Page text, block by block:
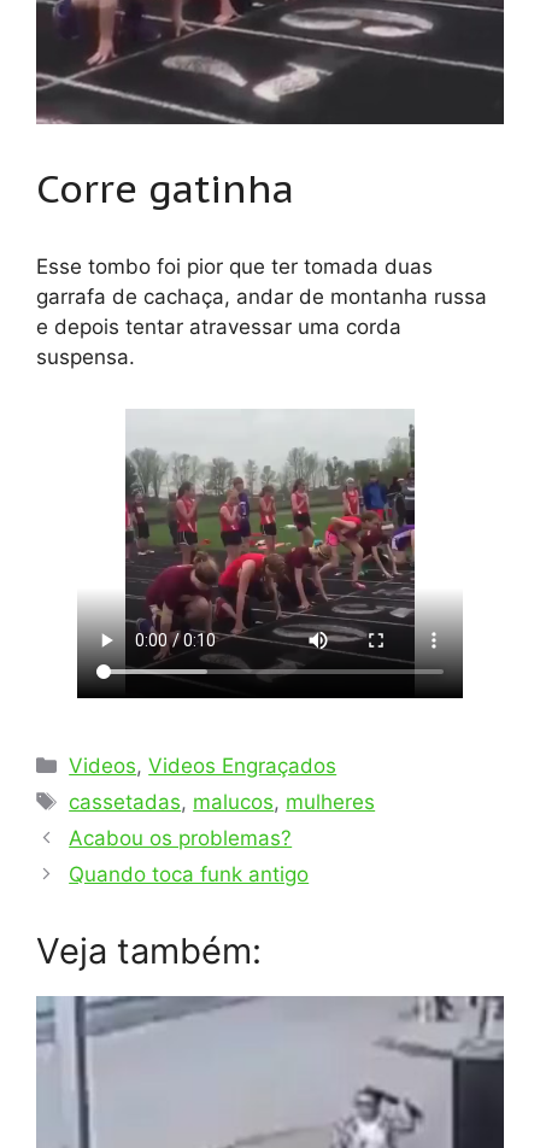
Corre gatinha
Esse tombo foi pior que ter tomada duas
garrafa de cachaça, andar de montanha russa
e depois tentar atravessar uma corda
suspensa.
Categorias
Videos,Videos Engraçados
Tags
cassetadas, malucos, mulheres
Acabou os problemas?
Quando toca funk antigo
Veja também: